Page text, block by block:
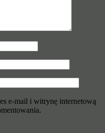
e-mail i witrynę internetową